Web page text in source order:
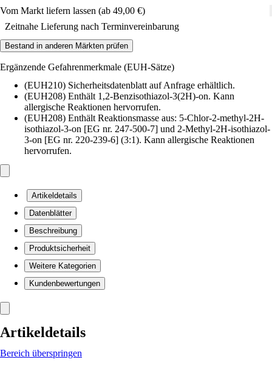
Vom Markt liefern lassen (ab 49,00 €)
Zeitnahe Lieferung nach Terminvereinbarung
Bestand in anderen Märkten prüfen
Ergänzende Gefahrenmerkmale (EUH-Sätze)
(EUH210) Sicherheitsdatenblatt auf Anfrage erhältlich.
(EUH208) Enthält 1,2-Benzisothiazol-3(2H)-on. Kann
allergische Reaktionen hervorrufen.
(EUH208) Enthält Reaktionsmasse aus: 5-Chlor-2-methyl-2H-
isothiazol-3-on [EG nr. 247-500-7] und 2-Methyl-2H-isothiazol-
3-on [EG nr. 220-239-6] (3:1). Kann allergische Reaktionen
hervorrufen.
Artikeldetails
Datenblätter
Beschreibung
Produktsicherheit
Weitere Kategorien
Kundenbewertungen
Artikeldetails
Bereich überspringen